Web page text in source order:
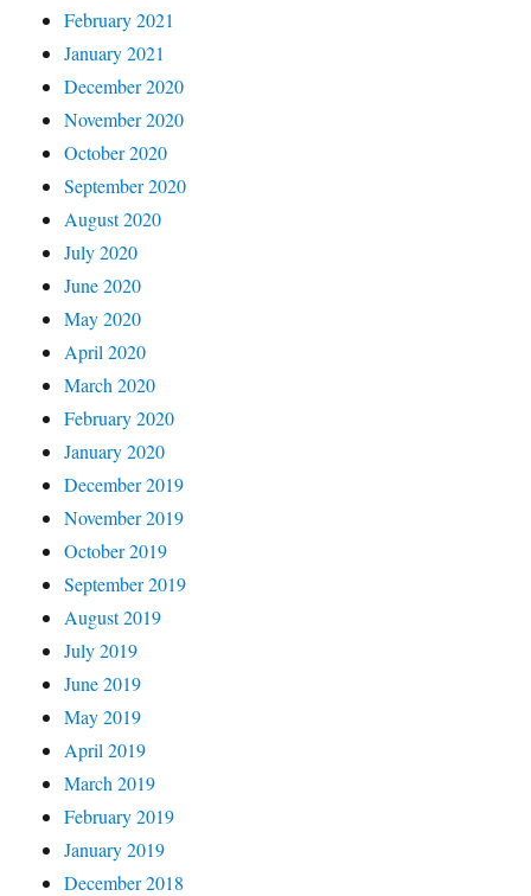
February 2021
January 2021
December 2020
November 2020
October 2020
September 2020
August 2020
July 2020
June 2020
May 2020
April 2020
March 2020
February 2020
January 2020
December 2019
November 2019
October 2019
September 2019
August 2019
July 2019
June 2019
May 2019
April 2019
March 2019
February 2019
January 2019
December 2018